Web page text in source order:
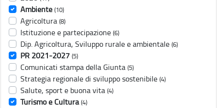
Ambiente (10)
Agricoltura (8)
Istituzione e partecipazione (6)
Dip. Agricoltura, Sviluppo rurale e ambientale (6)
PR 2021-2027 (5)
Comunicati stampa della Giunta (5)
Strategia regionale di sviluppo sostenibile (4)
Salute, sport e buona vita (4)
Turismo e Cultura (4)